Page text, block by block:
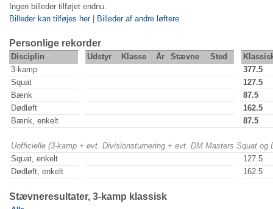
Ingen billeder tilføjet endnu.
Billeder kan tilføjes her| Billeder af andre løftere
Personlige rekorder
Disciplin Udstyr Klasse År Stævne Sted
3-kamp
377.5
Squat
127.5
Bænk
87.5
Dødløft
162.5
Bænk, enkelt
87.5
Uofficielle (3-kamp + evt. Divisionsturnering + evt. DM Masters Squat
Squat, enkelt
127.5
Dødløft, enkelt
162.5
Stævneresultater, 3-kamp klassisk